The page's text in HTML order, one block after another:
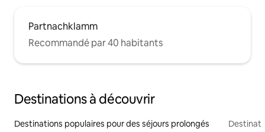
Partnachklamm
Recommandé par 40 habitants
Destinations à découvrir
Destinations populaires pour des séjours prolongés